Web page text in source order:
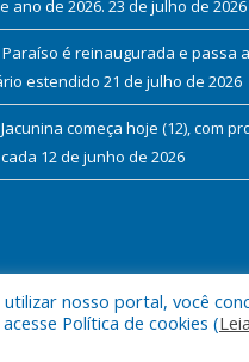
ano de 2026. 23 de julho de 2026
Paraíso é reinaugurada e passa
estendido 21 de julho de 2026
começa hoje (12), com
12 de junho de 2026
nosso portal, você
Política de cookies (